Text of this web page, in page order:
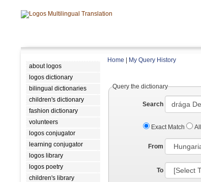
about logos
logos dictionary
bilingual dictionaries
children's dictionary
fashion dictionary
volunteers
logos conjugator
learning conjugator
logos library
logos poetry
children's library
Home My Query History
Query the dictionary
Search
Exact Match
From
To